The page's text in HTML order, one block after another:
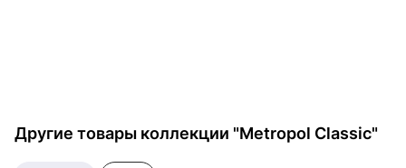
Другие товары коллекции "Metropol Classic"